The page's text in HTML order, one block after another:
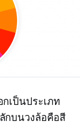
เป็นประเภท
กบนวงล้อคือสี